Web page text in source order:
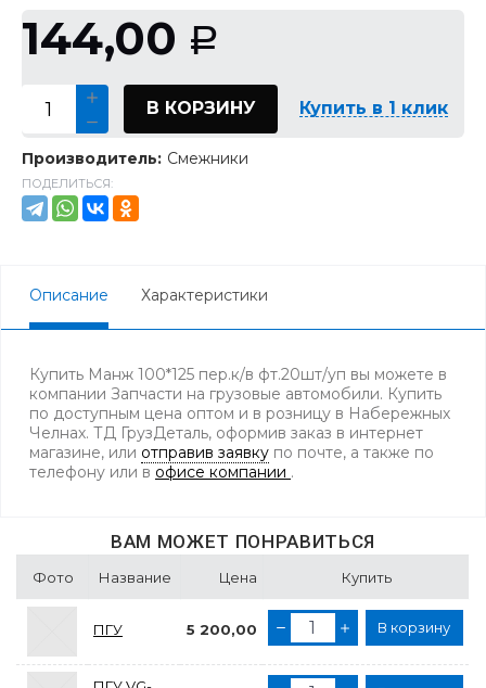
144,00 Р
В КОРЗИНУ Купить в 1 клик
Производитель: Смежники
ПОДЕЛИТЬСЯ:
Описание Характеристики
Купить Манж 100*125 пер.к/в фт.20шт/уп вы можете в
компании Запчасти на грузовые автомобили. Купить
по доступным цена оптом и в розницу в Набережных
Челнах. ТД ГрузДеталь, оформив заказ в интернет
магазине, или отправив заявку по почте, а также по
телефону или в офисе компании .
ВАМ МОЖЕТ ПОНРАВИТЬСЯ
Фото Название Цена Купить
ПГУ 5 200,00 В корзину